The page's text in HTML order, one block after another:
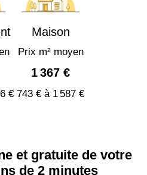
€
Maison
Prix m² moyen
1 367 €
743 € à 1 587 €
et gratuite de votre
de 2 minutes